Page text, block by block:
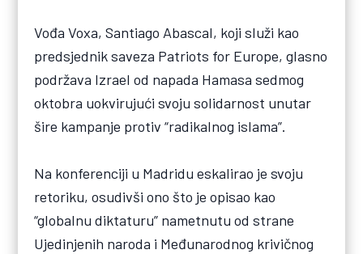
Vođa Voxa, Santiago Abascal, koji služi kao
predsjednik saveza Patriots for Europe, glasno
podržava Izrael od napada Hamasa sedmog
oktobra uokvirujući svoju solidarnost unutar
šire kampanje protiv “radikalnog islama”.
Na konferenciji u Madridu eskalirao je svoju
retoriku, osudivši ono što je opisao kao
“globalnu diktaturu” nametnutu od strane
Ujedinjenih naroda i Međunarodnog krivičnog